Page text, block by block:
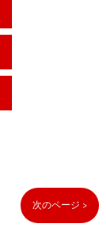
次のページ >